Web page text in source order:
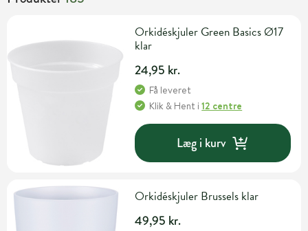
Orkidéskjuler Green Basics Ø17
klar
24,95 kr.
Få leveret
Klik & Hent i12 centre
Læg i kurv
Orkidéskjuler Brussels klar
49,95 kr.